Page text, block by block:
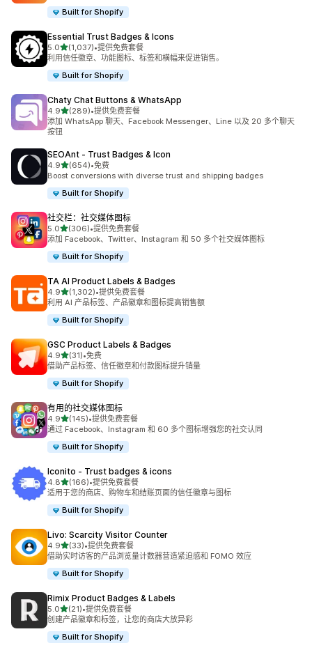
Built for Shopify
Essential Trust Badges & Icons
5.0星（满分 5 星）
(1,037)
总共 1037 条评论
•提供免费套餐
利用信任徽章、功能图标、标签和横幅来促进销售。
Built for Shopify
Chaty Chat Buttons & WhatsApp
4.9星（满分 5 星）
(289)
总共 289 条评论
•提供免费套餐
添加 WhatsApp 聊天、Facebook Messenger、Line 以及 20 多个聊天
按钮
SEOAnt ‑ Trust Badges & Icon
4.9星（满分 5 星）
(654)
总共 654 条评论
•免费
Boost conversions with diverse trust and shipping badges
Built for Shopify
社交栏：社交媒体图标
5.0星（满分 5 星）
(306)
总共 306 条评论
•提供免费套餐
添加 Facebook、Twitter、Instagram 和 50 多个社交媒体图标
Built for Shopify
TA AI Product Labels & Badges
4.9星（满分 5 星）
(1,302)
总共 1302 条评论
•提供免费套餐
利用 AI 产品标签、产品徽章和图标提高销售额
Built for Shopify
GSC Product Labels & Badges
4.9星（满分 5 星）
(31)
总共 31 条评论
•免费
借助产品标签、信任徽章和付款图标提升销量
Built for Shopify
有用的社交媒体图标
4.9星（满分 5 星）
(145)
总共 145 条评论
•提供免费套餐
通过 Facebook、Instagram 和 60 多个图标增强您的社交认同
Built for Shopify
Iconito ‑ Trust badges & icons
4.8星（满分 5 星）
(166)
总共 166 条评论
•提供免费套餐
适用于您的商店、购物车和结账页面的信任徽章与图标
Built for Shopify
Livo: Scarcity Visitor Counter
4.9星（满分 5 星）
(33)
总共 33 条评论
•提供免费套餐
借助实时访客的产品浏览量计数器营造紧迫感和 FOMO 效应
Built for Shopify
Rimix Product Badges & Labels
5.0星（满分 5 星）
(21)
总共 21 条评论
•提供免费套餐
创建产品徽章和标签，让您的商店大放异彩
Built for Shopify